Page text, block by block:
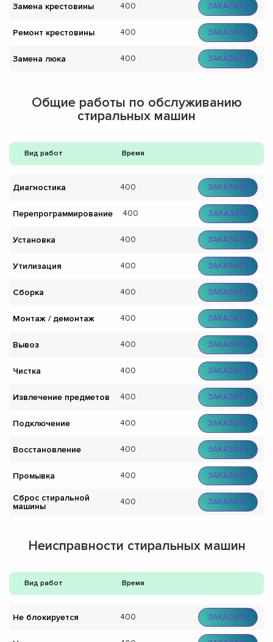
Замена крестовины 400 ЗАКАЗАТЬ
Ремонт крестовины 400 ЗАКАЗАТЬ
Замена люка 400 ЗАКАЗАТЬ
Общие работы по обслуживанию
стиральных машин
Вид работ Время
Диагностика 400 ЗАКАЗАТЬ
Перепрограммирование 400 ЗАКАЗАТЬ
Установка 400 ЗАКАЗАТЬ
Утилизация 400 ЗАКАЗАТЬ
Сборка 400 ЗАКАЗАТЬ
Монтаж / демонтаж 400 ЗАКАЗАТЬ
Вывоз 400 ЗАКАЗАТЬ
Чистка 400 ЗАКАЗАТЬ
Извлечение предметов 400 ЗАКАЗАТЬ
Подключение 400 ЗАКАЗАТЬ
Восстановление 400 ЗАКАЗАТЬ
Промывка 400 ЗАКАЗАТЬ
Сброс стиральной
машины
400 ЗАКАЗАТЬ
Неисправности стиральных машин
Вид работ Время
Не блокируется 400 ЗАКАЗАТЬ